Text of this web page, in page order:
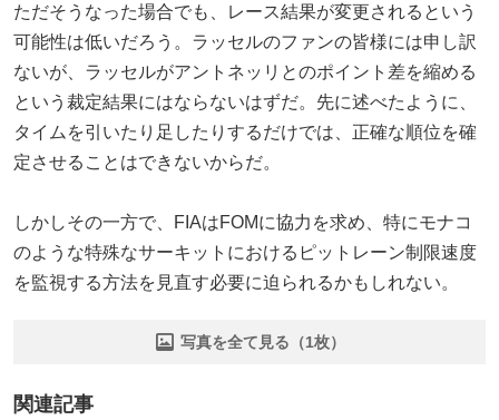
ただそうなった場合でも、レース結果が変更されるという
可能性は低いだろう。ラッセルのファンの皆様には申し訳
ないが、ラッセルがアントネッリとのポイント差を縮める
という裁定結果にはならないはずだ。先に述べたように、
タイムを引いたり足したりするだけでは、正確な順位を確
定させることはできないからだ。
しかしその一方で、FIAはFOMに協力を求め、特にモナコ
のような特殊なサーキットにおけるピットレーン制限速度
を監視する方法を見直す必要に迫られるかもしれない。
写真を全て見る（1枚）
関連記事